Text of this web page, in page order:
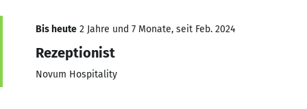
Bis heute 2 Jahre und 7 Monate, seit Feb. 2024
Rezeptionist
Novum Hospitality